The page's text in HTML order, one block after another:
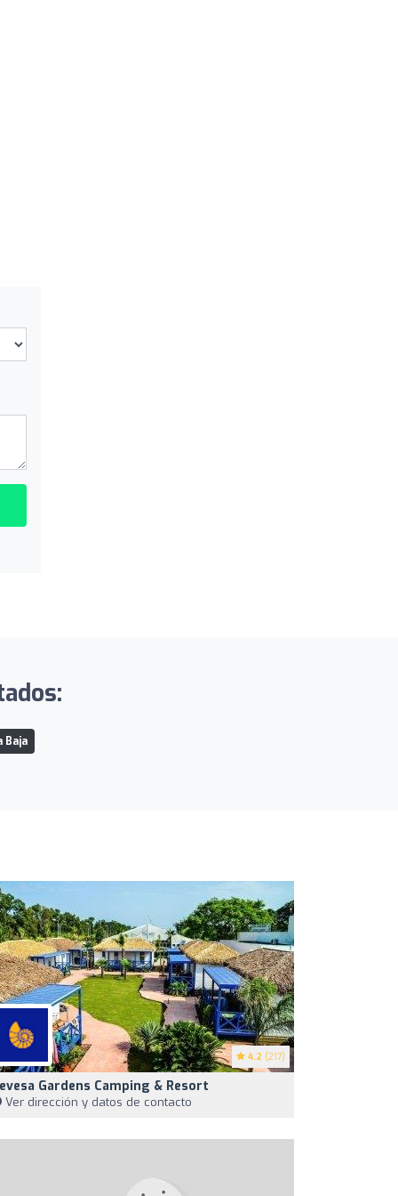
Baja
4.2 (217)
Gardens Camping & Resort
Ver dirección y datos de contacto